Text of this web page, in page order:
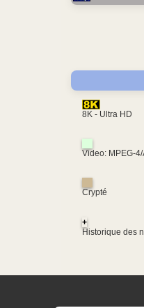
8K - Ultra HD
Video: MPEG-
Crypté
+
Historique des